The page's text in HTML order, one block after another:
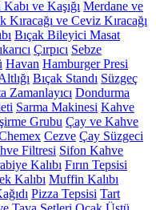
ve Kaşığı Merdane ve
Kıracağı ve Ceviz Kıracağı
Bıçak Bileyici Masat
Çırpıcı Sebze
Havan Hamburger Presi
Bıçak Standı Süzgeç
Zamanlayıcı Dondurma
Sarma Makinesi Kahve
Grubu Çay ve Kahve
Cezve Çay Süzgeci
Filtresi Sifon Kahve
Kalıbı Fırın Tepsisi
Kalıbı Muffin Kalıbı
Pizza Tepsisi Tart